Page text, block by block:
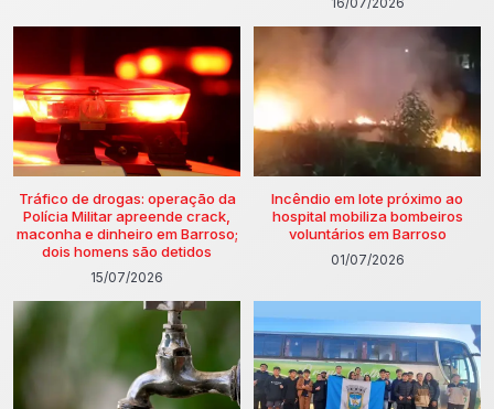
Tráfico de drogas: operação da
Polícia Militar apreende crack,
maconha e dinheiro em Barroso;
dois homens são detidos
15/07/2026
Incêndio em lote próximo ao
hospital mobiliza bombeiros
voluntários em Barroso
01/07/2026